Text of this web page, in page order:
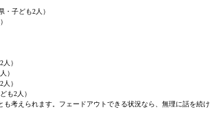
子ども2人）
）
）
）
も2人）
も考えられます。フェードアウトできる状況なら、無理に話を続け